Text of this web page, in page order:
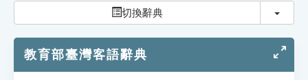
知識索引
切換辭典 切換
教育部臺灣客語辭典